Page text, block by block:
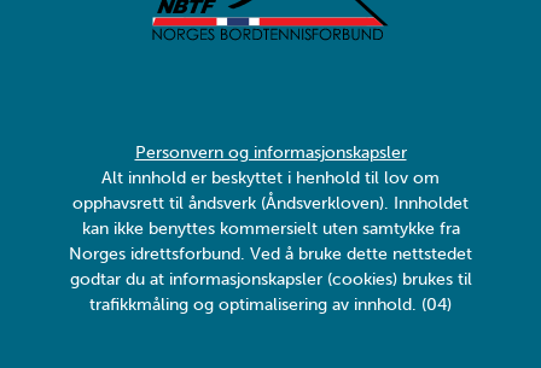
Personvern og informasjonskapsler
Alt innhold er beskyttet i henhold til lov om
opphavsrett til åndsverk (Åndsverkloven). Innholdet
kan ikke benyttes kommersielt uten samtykke fra
Norges idrettsforbund. Ved å bruke dette nettstedet
godtar du at informasjonskapsler (cookies) brukes til
trafikkmåling og optimalisering av innhold. (04)